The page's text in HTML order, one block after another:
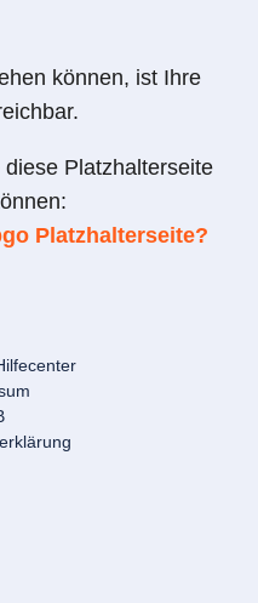
können, ist Ihre
Platzhalterseite
Platzhalterseite?